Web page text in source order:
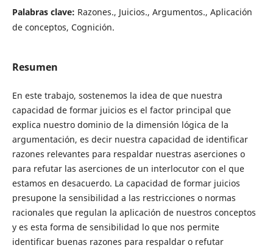
Palabras clave: Razones., Juicios., Argumentos., Aplicación
de conceptos, Cognición.
Resumen
En este trabajo, sostenemos la idea de que nuestra
capacidad de formar juicios es el factor principal que
explica nuestro dominio de la dimensión lógica de la
argumentación, es decir nuestra capacidad de identificar
razones relevantes para respaldar nuestras aserciones o
para refutar las aserciones de un interlocutor con el que
estamos en desacuerdo. La capacidad de formar juicios
presupone la sensibilidad a las restricciones o normas
racionales que regulan la aplicación de nuestros conceptos
y es esta forma de sensibilidad lo que nos permite
identificar buenas razones para respaldar o refutar